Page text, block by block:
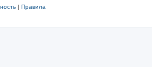
| Правила